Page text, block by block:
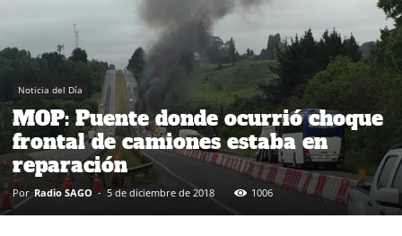
Noticia del Día
MOP: Puente donde ocurrió choque
frontal de camiones estaba en
reparación
Por Radio SAGO - 5 de diciembre de 2018 1006